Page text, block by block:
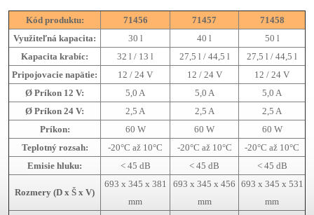
Kód produktu: 71456 71457
71458
Využiteľná kapacita:
30 l 40 l
50 l
Kapacita krabíc:
32 l / 13 l 27,5 l / 44,5 l
27,5 l / 44,5 l
Pripojovacie napätie:
12 / 24 V 12 / 24 V
12 / 24 V
Ø Príkon 12 V:
5,0 A 5,0 A
5,0 A
Ø Príkon 24 V:
2,5 A 2,5 A
2,5 A
Príkon:
60 W 60 W
60 W
Teplotný rozsah:
-20°C až 10°C -20°C až 10°C
-20°C až 10°C
Emisie hluku:
< 45 dB < 45 dB < 45 dB
Rozmery (D x Š x V)
693 x 345 x 381
mm
693 x 345 x 456
mm
693 x 345 x 531
mm